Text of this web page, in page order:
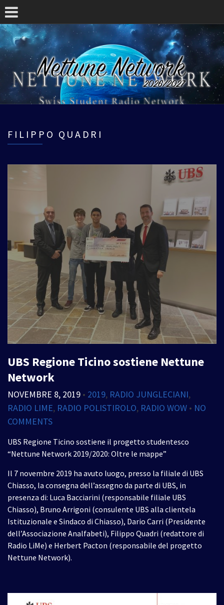
FILIPPO QUADRI
UBS Regione Ticino sostiene Nettune
Network
NOVEMBRE 8, 2019 • 2019, RADIO JUNGLECIANI,
RADIO LIME, RADIO POLISTIROLO, RADIO WOW • NO
COMMENTS
UBS Regione Ticino sostiene il progetto studentesco
“Nettune Network 2019/2020: Oltre le mappe”
Il 7 novembre 2019 ha avuto luogo, presso la filiale di UBS
Chiasso, la consegna dell’assegno da parte di UBS, in
presenza di: Luca Bacciarini (responsabile filiale UBS
Chiasso), Bruno Arrigoni (consulente UBS alla clientela
Istituzionale e Sindaco di Chiasso), Dario Carri (Presidente
dell’Associazione Analfabeti), Filippo Quadri (redattore di
Radio LiMe) e Herbert Pacton (responsabile del progetto
Nettune Network).